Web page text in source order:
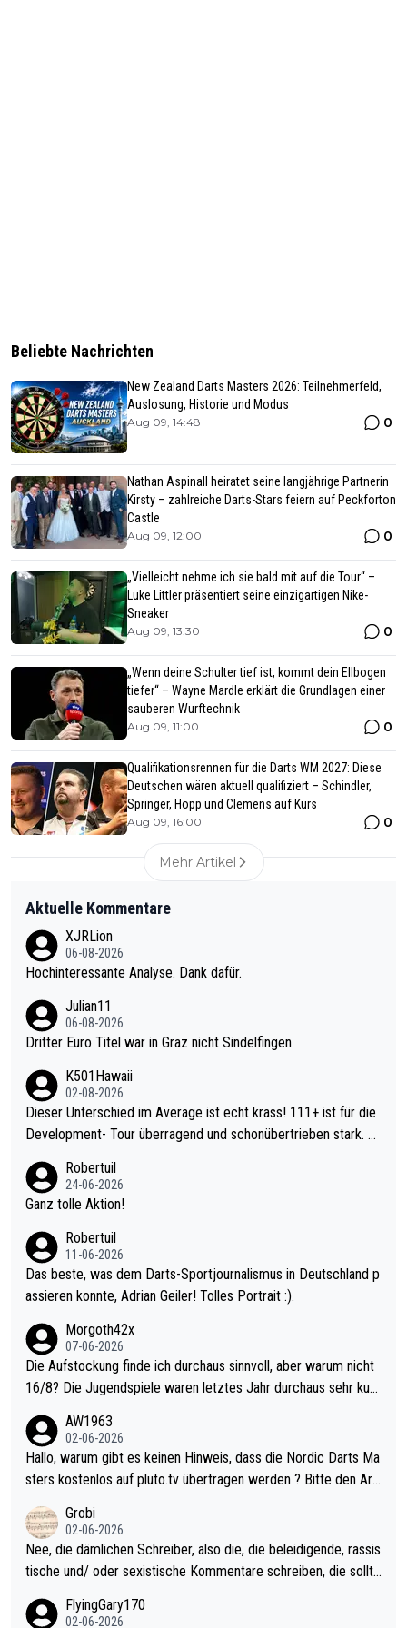
Beliebte Nachrichten
New Zealand Darts Masters 2026: Teilnehmerfeld,
Auslosung, Historie und Modus
Aug 09, 14:48 0
Nathan Aspinall heiratet seine langjährige Partnerin
Kirsty – zahlreiche Darts-Stars feiern auf Peckforton
Castle
Aug 09, 12:00 0
„Vielleicht nehme ich sie bald mit auf die Tour“ –
Luke Littler präsentiert seine einzigartigen Nike-
Sneaker
Aug 09, 13:30 0
„Wenn deine Schulter tief ist, kommt dein Ellbogen
tiefer“ – Wayne Mardle erklärt die Grundlagen einer
sauberen Wurftechnik
Aug 09, 11:00 0
Qualifikationsrennen für die Darts WM 2027: Diese
Deutschen wären aktuell qualifiziert – Schindler,
Springer, Hopp und Clemens auf Kurs
Aug 09, 16:00 0
Mehr Artikel
Aktuelle Kommentare
XJRLion
06-08-2026
Hochinteressante Analyse. Dank dafür.
Julian11
06-08-2026
Dritter Euro Titel war in Graz nicht Sindelfingen
K501Hawaii
02-08-2026
Dieser Unterschied im Average ist echt krass! 111+ ist für die
Development- Tour überragend und schonübertrieben stark. U
mal 40+ erst recht. Da gewinnst keinen Blumentopf - ist ja noc
h krasser wie ein Pokalspiel eines Kreisligisten vs einem Bund
Robertuil
24-06-2026
Ganz tolle Aktion!
Robertuil
11-06-2026
Das beste, was dem Darts-Sportjournalismus in Deutschland p
assieren konnte, Adrian Geiler! Tolles Portrait :).
Morgoth42x
07-06-2026
Die Aufstockung finde ich durchaus sinnvoll, aber warum nicht
16/8? Die Jugendspiele waren letztes Jahr durchaus sehr kurz
Allerdings ist Mitchell Lawrie als Nummer 1 der Welt eh qualifi
ziert. Somit ändert die automatische Qualifikation des Weltmei
sters erstmal nichts. Ich denke sie wollen damit für nächstes J
ohl wenig WDF Turniere spielen. Dies war bei Archie Self letzt
es Jahr der Fall. Er musste als amtierender Weltmeister durch
den Qualifier und ich glaube kaum, dass Mitchel sich das (in Ve
gas) antun würde, wenn er doch eigentlich die PDC-WM als Zi
el hat.
AW1963
02-06-2026
Hallo, warum gibt es keinen Hinweis, dass die Nordic Darts Ma
sters kostenlos auf pluto.tv übertragen werden ? Bitte den Arti
Grobi
02-06-2026
Nee, die dämlichen Schreiber, also die, die beleidigende, rassis
tische und/ oder sexistische Kommentare schreiben, die sollte
s Leben in den Griff kriegen. Nur eins wundert mich: Luke Little
FlyingGary170
02-06-2026